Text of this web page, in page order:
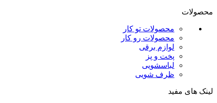
محصولات
محصولات تو کار
محصولات رو کار
لوازم برقی
پخت و پز
لباسشویی
ظرف شویی
لینک های مفید